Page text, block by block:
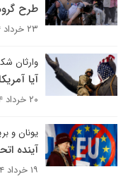
طرح
۲۳ خرداد ۱۳۹۴
وارثان
آیا
۲۰ خرداد ۱۳۹۴
یونان و
آینده
۱۹ خرداد ۱۳۹۴